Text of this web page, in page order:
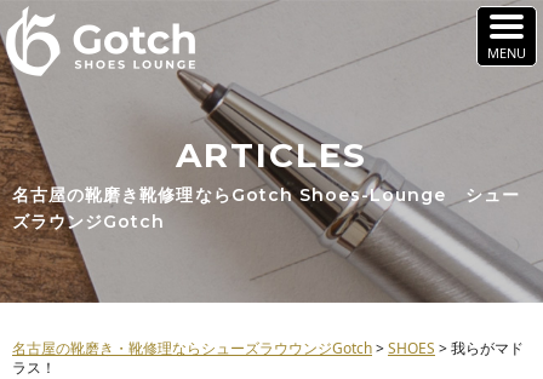
ARTICLES
名古屋の靴磨き靴修理ならGotch Shoes-Lounge シュー
ズラウンジGotch
名古屋の靴磨き・靴修理ならシューズラウウンジGotch>SHOES >我らがマド
ラス！